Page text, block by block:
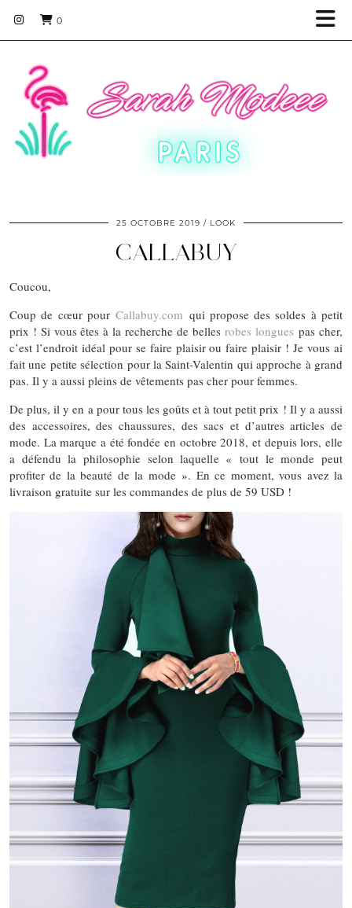
0
25 OCTOBRE 2019 LOOK
CALLABUY
Coucou,
Coup de cœur pourCallabuy.com qui propose des soldes à petit
prix ! Si vous êtes à la recherche de bellesrobes longues pas cher,
c’est l’endroit idéal pour se faire plaisir ou faire plaisir ! Je vous ai
fait une petite sélection pour la Saint-Valentin qui approche à grand
pas. Il y a aussi pleins de vêtements pas cher pour femmes.
De plus, il y en a pour tous les goûts et à tout petit prix ! Il y a aussi
des accessoires, des chaussures, des sacs et d’autres articles de
mode. La marque a été fondée en octobre 2018, et depuis lors, elle
a défendu la philosophie selon laquelle « tout le monde peut
profiter de la beauté de la mode ». En ce moment, vous avez la
livraison gratuite sur les commandes de plus de 59 USD !